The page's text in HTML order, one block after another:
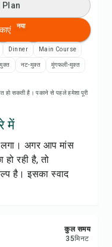
List
Plan
नया
Dinner Main Course
नट-मुक्त मूंगफली-मुक्त
हो सकती है। पकाने से पहले हमेशा पूरी
में
लगा। अगर आप मांस
रही है, तो
है। इसका स्वाद
कुल समय
35मिनट